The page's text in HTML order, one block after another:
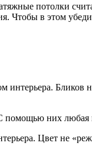
потолки
Чтобы в этом
Бликов
них любая
Цвет не